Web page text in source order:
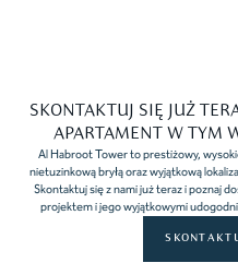
SKONTAKTUJ SIĘ JUŻ
APARTAMENT W TYM
Al Habroot Tower to prestiżowy,
nietuzinkową bryłą oraz wyjątkową
Skontaktuj się z nami już teraz i poznaj
projektem i jego wyjątkowymi